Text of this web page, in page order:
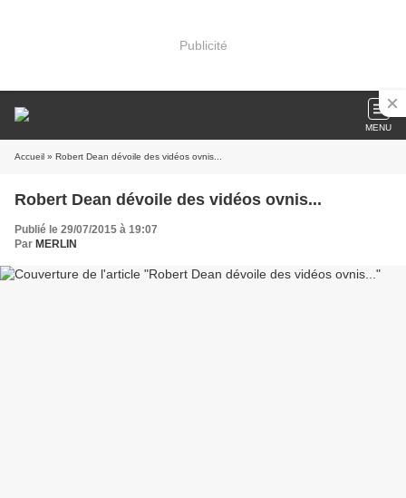
Publicité
MENU
Accueil » Robert Dean dévoile des vidéos ovnis...
Robert Dean dévoile des vidéos ovnis...
Publié le 29/07/2015 à 19:07
Par MERLIN